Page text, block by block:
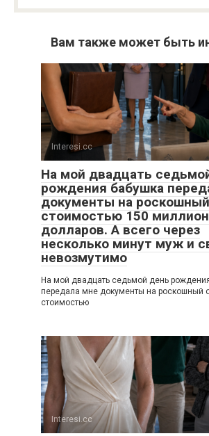
Вам также может быть
Interesi.cc
На мой двадцать
рождения бабушка
документы на
стоимостью 150
долларов. А всего через
несколько минут муж и
невозмутимо
На мой двадцать седьмой день
передала мне документы на роскошный
стоимостью
Interesi.cc